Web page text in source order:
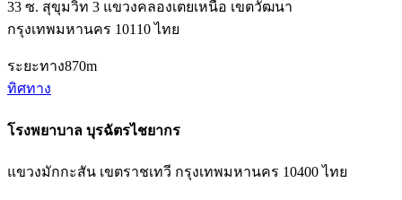
33 ซ. สุขุมวิท 3 แขวงคลองเตยเหนือ เขตวัฒนา
กรุงเทพมหานคร 10110 ไทย
ระยะทาง870m
ทิศทาง
โรงพยาบาล บุรฉัตรไชยากร
แขวงมักกะสัน เขตราชเทวี กรุงเทพมหานคร 10400 ไทย